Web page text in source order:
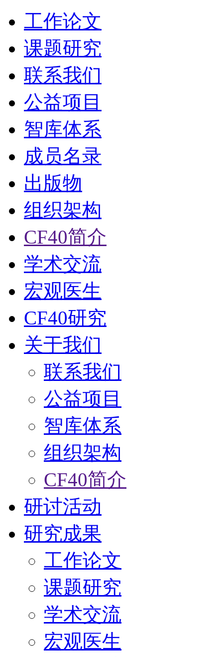
工作论文
课题研究
联系我们
公益项目
智库体系
成员名录
出版物
组织架构
CF40简介
学术交流
宏观医生
CF40研究
关于我们
联系我们
公益项目
智库体系
组织架构
CF40简介
研讨活动
研究成果
工作论文
课题研究
学术交流
宏观医生